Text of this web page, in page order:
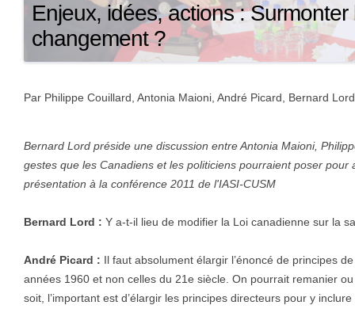
Enjeux, idées, actions :
changement ?
Par Philippe Couillard, Antonia Maioni, André Picard, Bernard Lord
Bernard Lord préside une discussion entre Antonia Maioni,
gestes que les Canadiens et les politiciens pourraient poser
présentation à la conférence 2011 de l'IASI-CUSM
Bernard Lord : Y a-t-il lieu de modifier la Loi canadienne sur la
André Picard : Il faut absolument élargir l’énoncé de principes
années 1960 et non celles du 21e siècle. On pourrait remanier
soit, l’important est d’élargir les principes directeurs pour y